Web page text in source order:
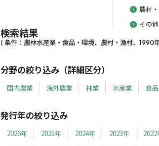
農村
その他
検索結果
( 条件：農林水産業・食品・環境、農村・漁村、1990
分野の絞り込み（詳細区分）
国内農業 海外農業 林業 水産業 食
発行年の絞り込み
2026年 2025年 2024年 2023年 2022